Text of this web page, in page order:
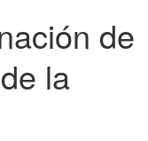
de
la